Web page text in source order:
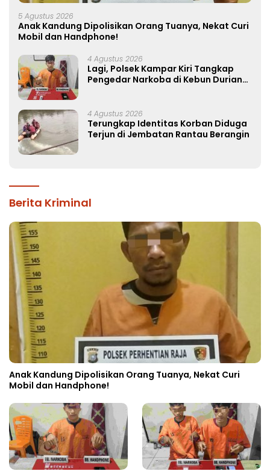
5 Agustus 2026
Anak Kandung Dipolisikan Orang Tuanya, Nekat Curi
Mobil dan Handphone!
4 Agustus 2026
Lagi, Polsek Kampar Kiri Tangkap
Pengedar Narkoba di Kebun Durian
4 Agustus 2026
Terungkap Identitas Korban Diduga
Terjun di Jembatan Rantau Berangin
Berita Kriminal
Anak Kandung Dipolisikan Orang Tuanya, Nekat Curi
Mobil dan Handphone!